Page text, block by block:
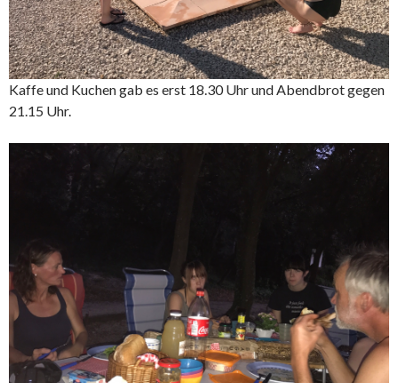
Kaffe und Kuchen gab es erst 18.30 Uhr und Abendbrot gegen
21.15 Uhr.